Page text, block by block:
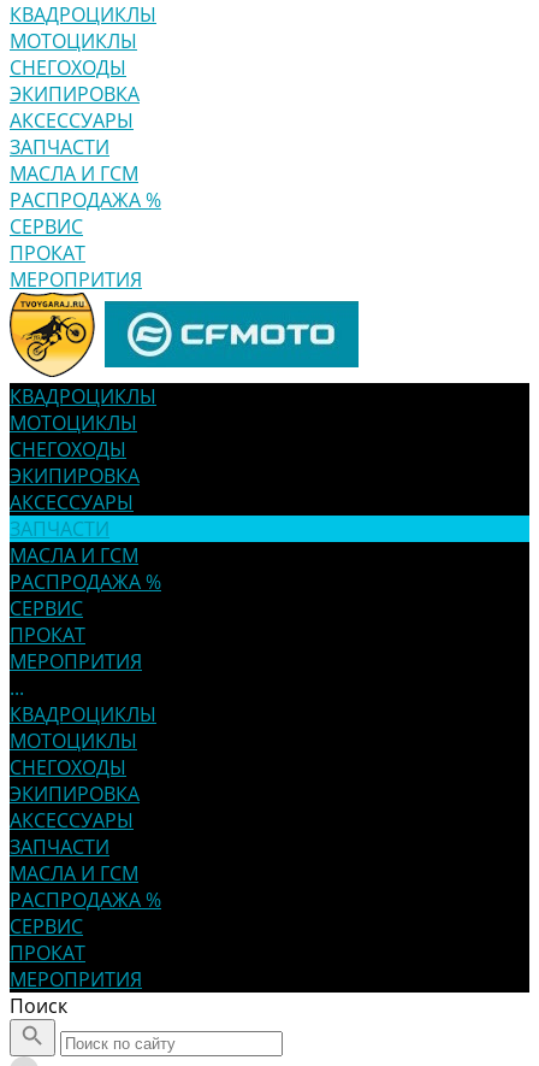
КВАДРОЦИКЛЫ
МОТОЦИКЛЫ
СНЕГОХОДЫ
ЭКИПИРОВКА
АКСЕССУАРЫ
ЗАПЧАСТИ
МАСЛА И ГСМ
РАСПРОДАЖА %
СЕРВИС
ПРОКАТ
МЕРОПРИТИЯ
КВАДРОЦИКЛЫ
МОТОЦИКЛЫ
СНЕГОХОДЫ
ЭКИПИРОВКА
АКСЕССУАРЫ
ЗАПЧАСТИ
МАСЛА И ГСМ
РАСПРОДАЖА %
СЕРВИС
ПРОКАТ
МЕРОПРИТИЯ
...
КВАДРОЦИКЛЫ
МОТОЦИКЛЫ
СНЕГОХОДЫ
ЭКИПИРОВКА
АКСЕССУАРЫ
ЗАПЧАСТИ
МАСЛА И ГСМ
РАСПРОДАЖА %
СЕРВИС
ПРОКАТ
МЕРОПРИТИЯ
Поиск